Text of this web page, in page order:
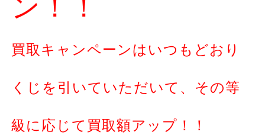
買取キャンペーンはいつもどおり
くじを引いていただいて、その等
級に応じて買取額アップ！！